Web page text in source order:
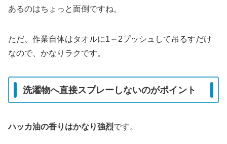
あるのはちょっと面倒ですね。
ただ、作業自体はタオルに1～2プッシュして吊るすだけ
なので、かなりラクです。
洗濯物へ直接スプレーしないのがポイント
ハッカ油の香りはかなり強烈です。